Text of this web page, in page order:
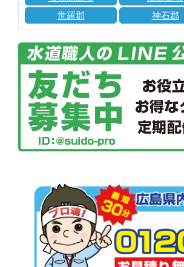
世羅郡
神石郡